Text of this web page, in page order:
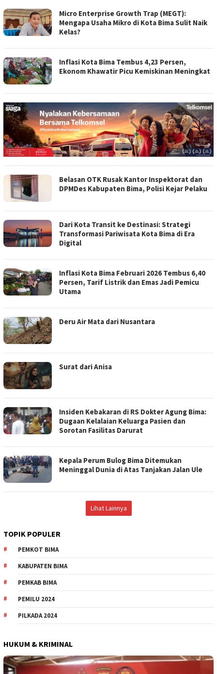
Micro Enterprise Growth Trap (MEGT):
Mengapa Usaha Mikro di Kota Bima Sulit Naik
Kelas?
Inflasi Kota Bima Tembus 4,23 Persen,
Ekonom Khawatir Picu Kemiskinan Meningkat
Belasan OTK Rusak Kantor Inspektorat dan
DPMDes Kabupaten Bima, Polisi Kejar Pelaku
Dari Kota Transit ke Destinasi: Strategi
Transformasi Pariwisata Kota Bima di Era
Digital
Inflasi Kota Bima Februari 2026 Tembus 6,40
Persen, Tarif Listrik dan Emas Jadi Pemicu
Utama
Deru Air Mata dari Nusantara
Surat dari Anisa
Insiden Kebakaran di RS Dokter Agung Bima:
Dugaan Kelalaian Keluarga Pasien dan
Sorotan Fasilitas Darurat
Kepala Perum Bulog Bima Ditemukan
Meninggal Dunia di Atas Tanjakan Jalan Ule
Lihat Lainnya
TOPIK POPULER
PEMKOT BIMA
KABUPATEN BIMA
PEMKAB BIMA
PEMILU 2024
PILKADA 2024
HUKUM & KRIMINAL